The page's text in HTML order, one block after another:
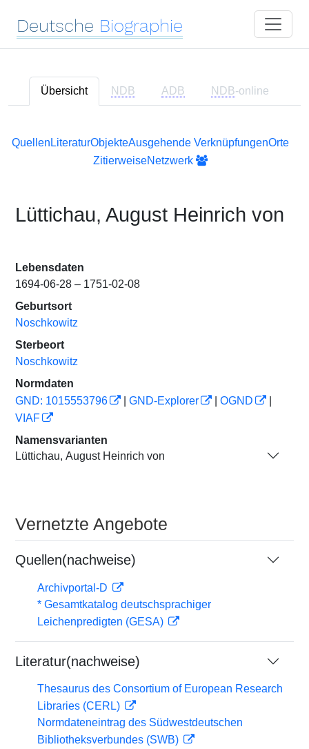
Deutsche Biographie
Übersicht NDB ADB NDB-online
Quellen LiteraturObjekteAusgehende VerknüpfungenOrte
ZitierweiseNetzwerk
Lüttichau, August Heinrich von
Lebensdaten
1694-06-28 – 1751-02-08
Geburtsort
Noschkowitz
Sterbeort
Noschkowitz
Normdaten
GND: 1015553796
GND-Explorer OGND
VIAF
Namensvarianten
Lüttichau, August Heinrich von
Vernetzte Angebote
Quellen(nachweise)
Archivportal-D
* Gesamtkatalog deutschsprachiger
Leichenpredigten (GESA)
Literatur(nachweise)
Thesaurus des Consortium of European Research
Libraries (CERL)
Normdateneintrag des Südwestdeutschen
Bibliotheksverbundes (SWB)